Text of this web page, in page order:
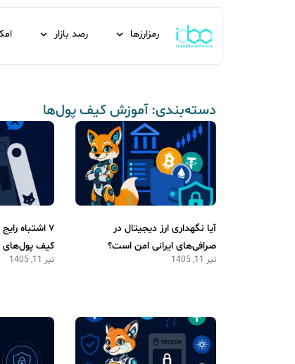
رمزارزها رصد بازار
دسته‌بندی: آموزش کیف پول‌ها
آیا نگهداری ارز دیجیتال در
صرافی‌های ایرانی امن است؟
تیر 11, 1405
۷ اشتباه
کیف پول‌های
تیر 11, 1405